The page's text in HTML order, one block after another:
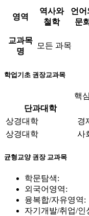
영역
역사와
철학
언어
문
교과목
명
모든 과목
학업기초 권장교과목
핵
단과대학
상경대학
경
상경대학
사
균형교양 권장 교과목
학문탐색:
외국어영역:
융복합/자유영역:
자기개발/취업/인